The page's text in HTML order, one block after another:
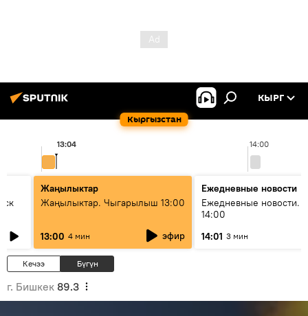
Кыргызстан
КЫРГ
14:00
13:04
Жаңылыктар
Жаңылыктар. Чыгарылыш 13:00
13:00 4 мин эфир
Ежедневные новости
Ежедневные новости.
14:00
14:01 3 мин
Кечээ Бүгүн
г. Бишкек 89.3